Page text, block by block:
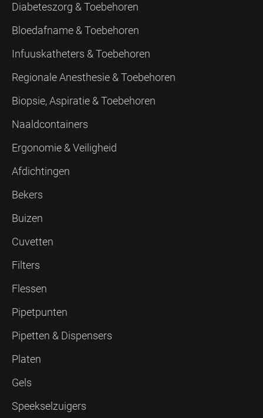
Diabeteszorg & Toebehoren
Bloedafname & Toebehoren
Infuuskatheters & Toebehoren
Regionale Anesthesie & Toebehoren
Biopsie, Aspiratie & Toebehoren
Naaldcontainers
Ergonomie & Veiligheid
Afdichtingen
Bekers
Buizen
Cuvetten
Filters
Flessen
Pipetpunten
Pipetten & Dispensers
Platen
Gels
Speekselzuigers